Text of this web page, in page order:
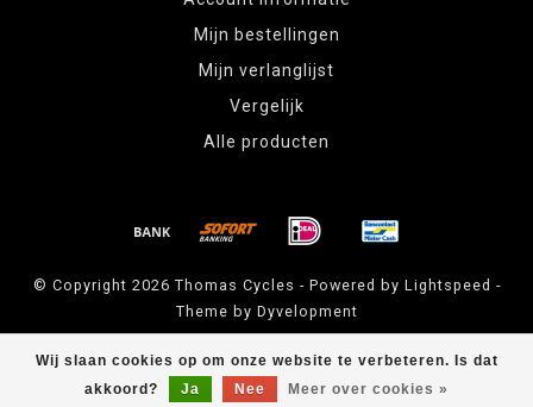
Wij slaan cookies op om onze website te verbeteren. Is dat
akkoord?
Ja Nee Meer over cookies »
Mijn bestellingen
Mijn verlanglijst
Vergelijk
Alle producten
© Copyright 2026 Thomas Cycles - Powered by Lightspeed -
Theme by Dyvelopment
Thomas Cycles scores a 14 klantbeoordelingen at Google